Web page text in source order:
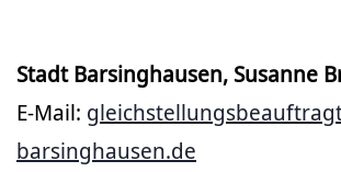
Stadt Barsinghausen, Susanne
E-Mail:
barsinghausen.de